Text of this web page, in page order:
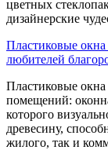
цветных
дизайнерские
Пластиковые
любителей
Пластиковые
помещений:
которого
древесину,
жилого, так и